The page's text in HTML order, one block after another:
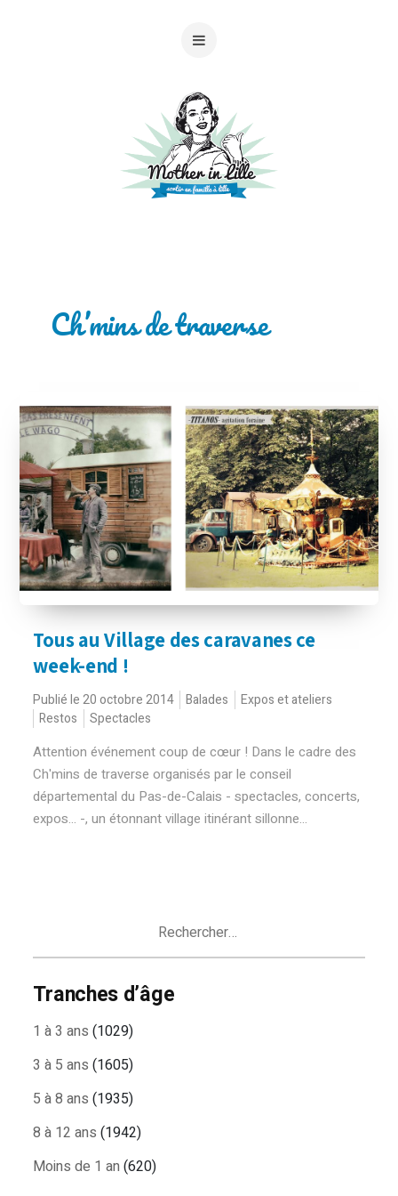
Ch’mins de traverse
Tous au Village des caravanes ce
week-end !
Publié le 20 octobre 2014 Balades
Expos et ateliers
Restos
Spectacles
Attention événement coup de cœur ! Dans le cadre des
Ch'mins de traverse organisés par le conseil
départemental du Pas-de-Calais - spectacles, concerts,
expos... -, un étonnant village itinérant sillonne...
Tranches d’âge
1 à 3 ans (1029)
3 à 5 ans (1605)
5 à 8 ans (1935)
8 à 12 ans (1942)
Moins de 1 an (620)